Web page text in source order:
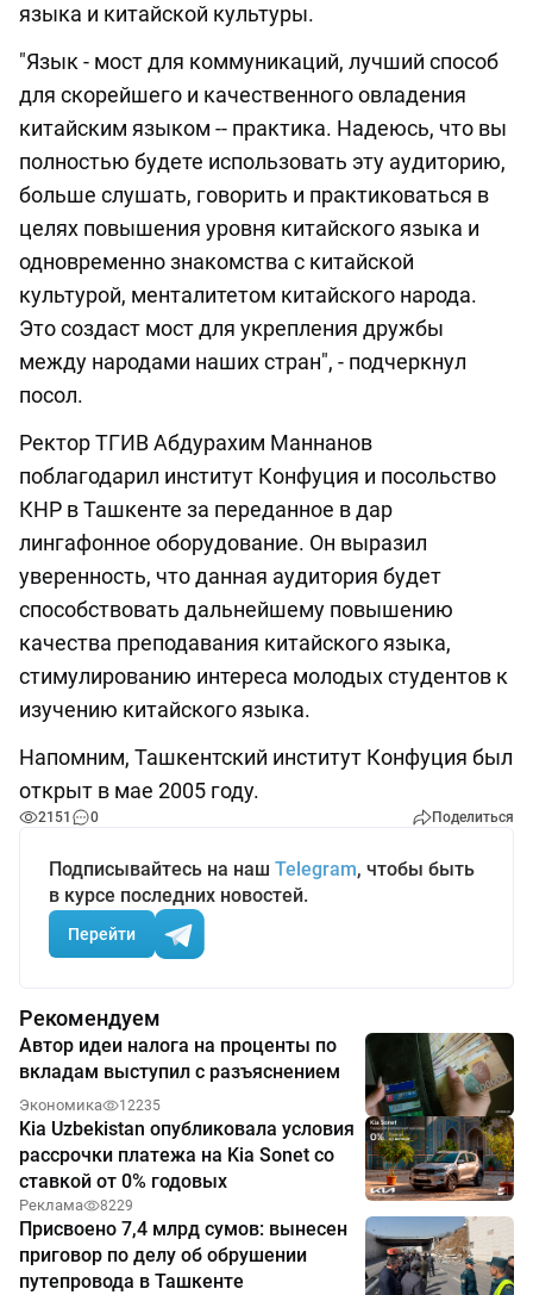
языка и китайской культуры.
"Язык - мост для коммуникаций, лучший способ
для скорейшего и качественного овладения
китайским языком -- практика. Надеюсь, что вы
полностью будете использовать эту аудиторию,
больше слушать, говорить и практиковаться в
целях повышения уровня китайского языка и
одновременно знакомства с китайской
культурой, менталитетом китайского народа.
Это создаст мост для укрепления дружбы
между народами наших стран", - подчеркнул
посол.
Ректор ТГИВ Абдурахим Маннанов
поблагодарил институт Конфуция и посольство
КНР в Ташкенте за переданное в дар
лингафонное оборудование. Он выразил
уверенность, что данная аудитория будет
способствовать дальнейшему повышению
качества преподавания китайского языка,
стимулированию интереса молодых студентов к
изучению китайского языка.
Напомним, Ташкентский институт Конфуция был
открыт в мае 2005 году.
2151 0 Поделиться
Подписывайтесь на наш Telegram, чтобы быть
в курсе последних новостей.
Перейти
Рекомендуем
Автор идеи налога на проценты по
вкладам выступил с разъяснением
Экономика 12235
Kia Uzbekistan опубликовала условия
рассрочки платежа на Kia Sonet со
ставкой от 0% годовых
Реклама 8229
Присвоено 7,4 млрд сумов: вынесен
приговор по делу об обрушении
путепровода в Ташкенте